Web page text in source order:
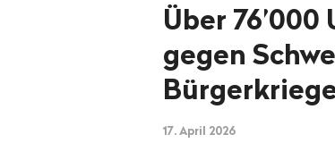
Über
gegen
17. April 2026